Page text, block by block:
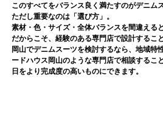
このすべてをバランス良く満たすのがデニム
ただし重要なのは「選び方」。
素材・色・サイズ・全体バランスを間違える
だからこそ、経験のある専門店で設計するこ
岡山でデニムスーツを検討するなら、地域特
ードハウス岡山のような専門店で相談するこ
日をより完成度の高いものにできます。